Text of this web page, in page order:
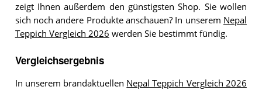
zeigt Ihnen außerdem den günstigsten Shop. Sie wollen
sich noch andere Produkte anschauen? In unserem Nepal
Teppich Vergleich 2026 werden Sie bestimmt fündig.
Vergleichsergebnis
In unserem brandaktuellen Nepal Teppich Vergleich 2026